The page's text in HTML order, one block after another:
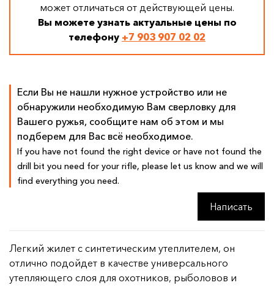
может отличаться от действующей цены.
Вы можете узнать актуальные цены по
телефону +7 903 907 02 02
Если Вы не нашли нужное устройство или не
обнаружили необходимую Вам сверловку для
Вашего ружья, сообщите нам об этом и мы
подберем для Вас всё необходимое.
If you have not found the right device or have not found the
drill bit you need for your rifle, please let us know and we will
find everything you need.
Написать
Легкий жилет с синтетическим утеплителем, он
отлично подойдет в качестве универсального
утепляющего слоя для охотников, рыболовов и